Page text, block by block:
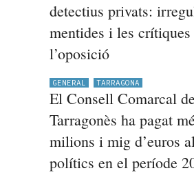
detectius privats:
mentides i les crítiques
l’oposició
GENERAL TARRAGONA
El Consell Comarcal
Tarragonès ha pagat
milions i mig d’euros
polítics en el període